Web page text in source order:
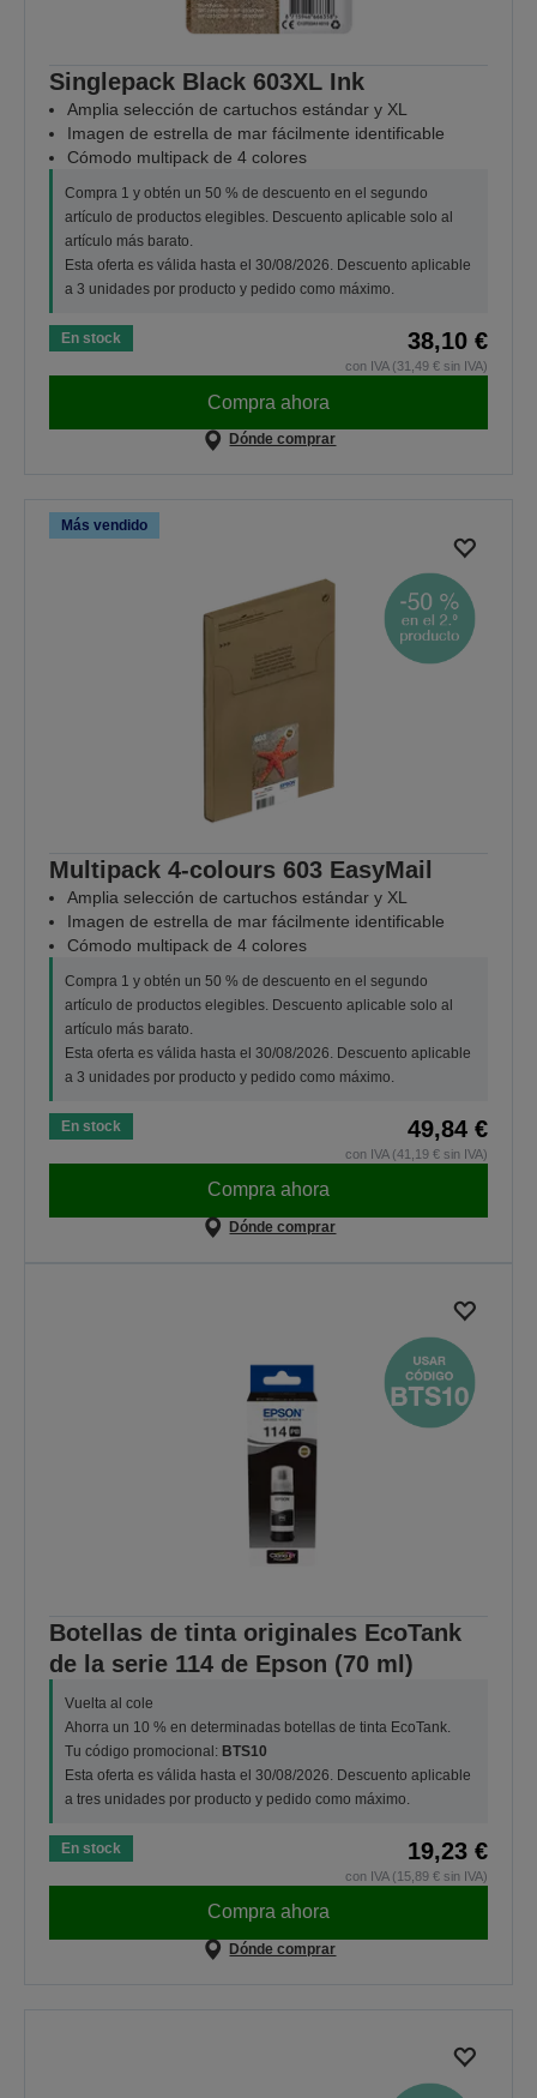
Singlepack Black 603XL Ink
Amplia selección de cartuchos estándar y XL
Imagen de estrella de mar fácilmente identificable
Cómodo multipack de 4 colores
Compra 1 y obtén un 50 % de descuento en el segundo
artículo de productos elegibles. Descuento aplicable solo al
artículo más barato.
Esta oferta es válida hasta el 30/08/2026. Descuento aplicable
a 3 unidades por producto y pedido como máximo.
En stock 38,10 €
con IVA (31,49 € sin IVA)
Compra ahora
Dónde comprar
Más vendido
Multipack 4-colours 603 EasyMail
Amplia selección de cartuchos estándar y XL
Imagen de estrella de mar fácilmente identificable
Cómodo multipack de 4 colores
Compra 1 y obtén un 50 % de descuento en el segundo
artículo de productos elegibles. Descuento aplicable solo al
artículo más barato.
Esta oferta es válida hasta el 30/08/2026. Descuento aplicable
a 3 unidades por producto y pedido como máximo.
En stock 49,84 €
con IVA (41,19 € sin IVA)
Compra ahora
Dónde comprar
Botellas de tinta originales EcoTank
de la serie 114 de Epson (70 ml)
Vuelta al cole
Ahorra un 10 % en determinadas botellas de tinta EcoTank.
Tu código promocional: BTS10
Esta oferta es válida hasta el 30/08/2026. Descuento aplicable
a tres unidades por producto y pedido como máximo.
En stock 19,23 €
con IVA (15,89 € sin IVA)
Compra ahora
Dónde comprar